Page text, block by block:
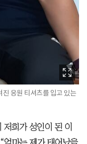
응원 티셔츠를 입고 있는
희가 성인이 된 이